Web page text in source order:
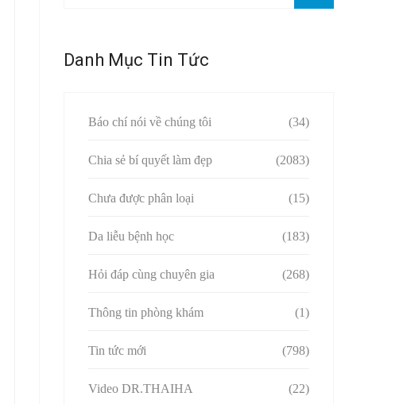
Danh Mục Tin Tức
Báo chí nói về chúng tôi (34)
Chia sẻ bí quyết làm đẹp (2083)
Chưa được phân loại (15)
Da liễu bệnh học (183)
Hỏi đáp cùng chuyên gia (268)
Thông tin phòng khám (1)
Tin tức mới (798)
Video DR.THAIHA (22)